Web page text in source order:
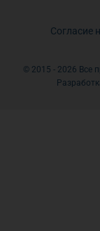
Согласие
© 2015 - 2026 Все